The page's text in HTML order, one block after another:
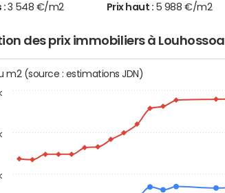
: 3 548 €/m2 Prix haut : 5 988 €/m2
des prix immobiliers à Louhossoa
Prix au m2 (source : estimations JDN)